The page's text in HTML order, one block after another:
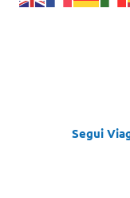
Segui